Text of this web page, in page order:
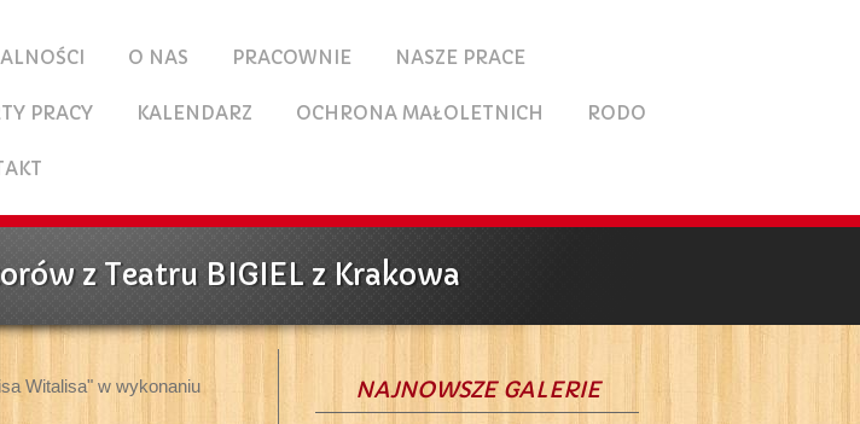
O NAS PRACOWNIE NASZE PRACE
PRACY KALENDARZ OCHRONA MAŁOLETNICH RODO
z Teatru BIGIEL z Krakowa
Witalisa" w wykonaniu
NAJNOWSZE GALERIE